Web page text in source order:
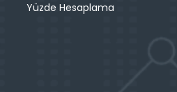
Yüzde Hesaplama